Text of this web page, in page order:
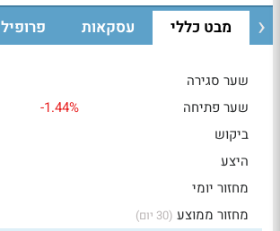
מבט כללי עסקאות פרופיל
שער סגירה
שער פתיחה
-1.44%
ביקוש
היצע
מחזור יומי
מחזור ממוצע (30 יום)